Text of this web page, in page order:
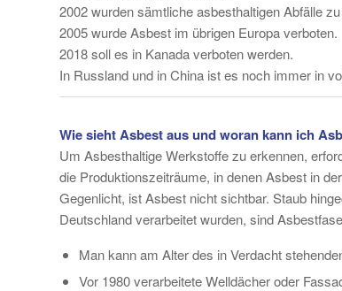
2002 wurden sämtliche asbesthaltigen Abfälle
2005 wurde Asbest im übrigen Europa verboten.
2018 soll es in Kanada verboten werden.
In Russland und in China ist es noch immer in
Wie sieht Asbest aus und woran kann ich
Um Asbesthaltige Werkstoffe zu erkennen,
die Produktionszeiträume, in denen Asbest in
Gegenlicht, ist Asbest nicht sichtbar. Staub
Deutschland verarbeitet wurden, sind
Man kann am Alter des in Verdacht
Vor 1980 verarbeitete Welldächer oder